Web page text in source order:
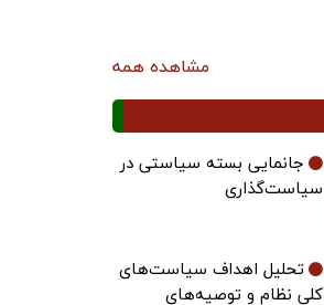
مشاهده همه
جانمایی بسته سیاستی در
سیاست‌گذاری
تحلیل اهداف سیاست‌های
کلی نظام و توصیه‌های